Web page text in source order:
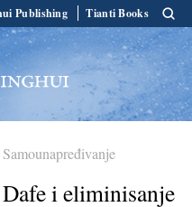
Publishing Tianti Books
Samounapređivanje
i eliminisanje